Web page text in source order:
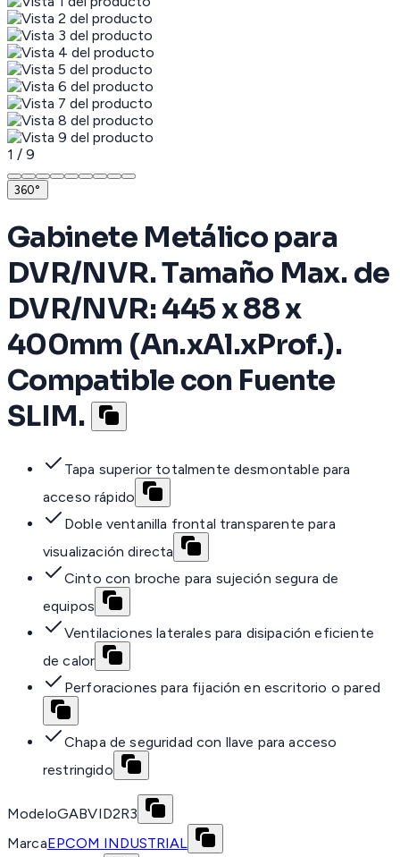
1 / 9
360°
Gabinete Metálico para
DVR/NVR. Tamaño Max. de
DVR/NVR: 445 x 88 x
400mm (An.xAl.xProf.).
Compatible con Fuente
SLIM.
Tapa superior totalmente desmontable para
acceso rápido
Doble ventanilla frontal transparente para
visualización directa
Cinto con broche para sujeción segura de
equipos
Ventilaciones laterales para disipación eficiente
de calor
Perforaciones para fijación en escritorio o pared
Chapa de seguridad con llave para acceso
restringido
ModeloGABVID2R3
MarcaEPCOM INDUSTRIAL